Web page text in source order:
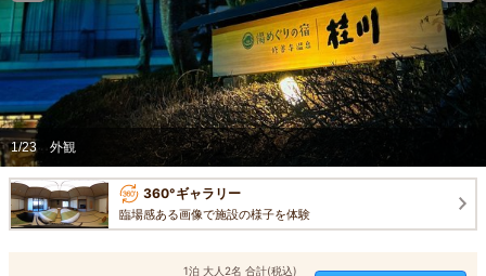
1/23 外観
360°ギャラリー
臨場感ある画像で施設の様子を体験
1泊 大人2名 合計(税込)